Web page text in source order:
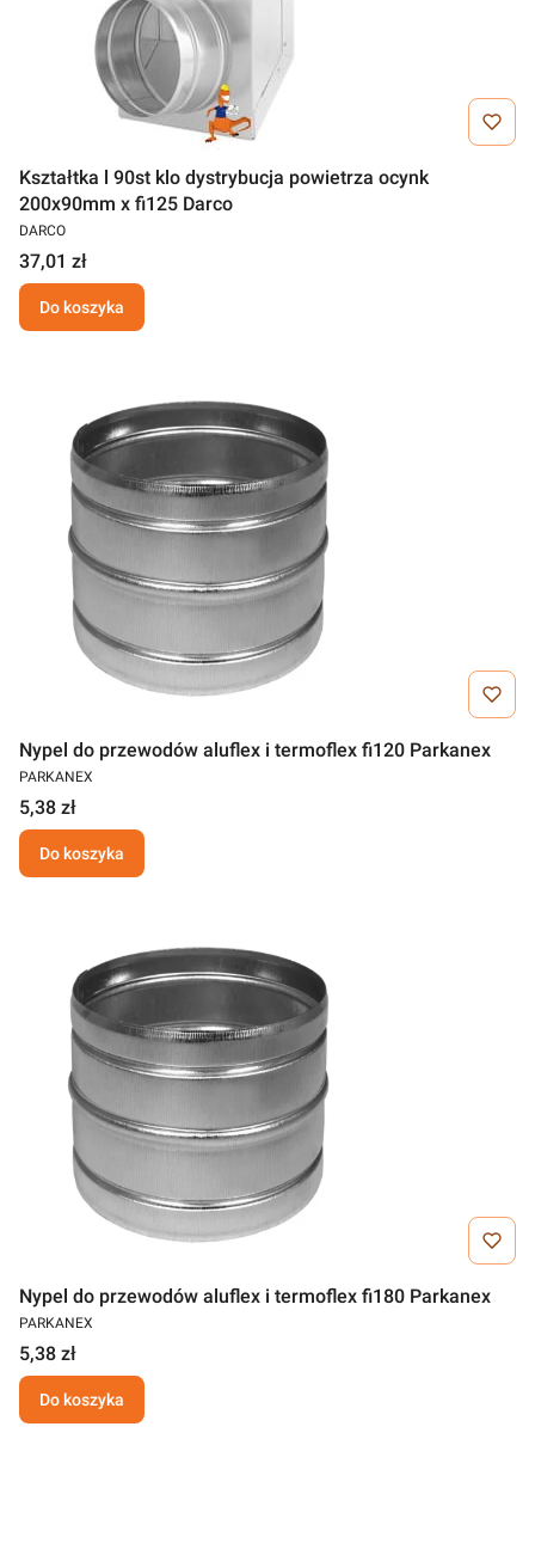
Kształtka l 90st klo dystrybucja powietrza ocynk
200x90mm x fi125 Darco
DARCO
37,01 zł
Do koszyka
Nypel do przewodów aluflex i termoflex fi120 Parkanex
PARKANEX
5,38 zł
Do koszyka
Nypel do przewodów aluflex i termoflex fi180 Parkanex
PARKANEX
5,38 zł
Do koszyka